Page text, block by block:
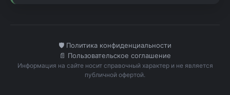
🛡️ Политика конфиденциальности
📄 Пользовательское соглашение
Информация на сайте носит справочный характер и не является
публичной офертой.